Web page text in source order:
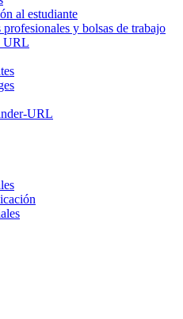
al estudiante
profesionales y bolsas de trabajo
URL
URL